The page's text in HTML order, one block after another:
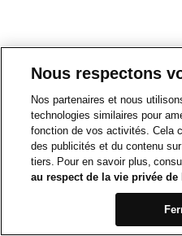
Nous respectons
Nos partenaires et nous
technologies similaires pour
fonction de vos activités. Cela
des publicités et du contenu
tiers. Pour en savoir plus,
au respect de la vie privée de